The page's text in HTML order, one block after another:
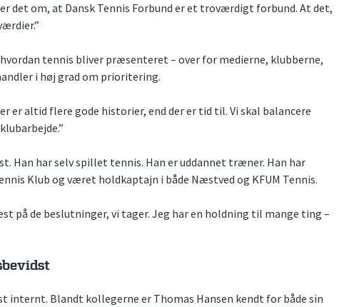
det om, at Dansk Tennis Forbund er et troværdigt forbund. At det,
tennis bliver præsenteret – over for medierne, klubberne,
i høj grad om prioritering.
er altid flere gode historier, end der er tid til. Vi skal balancere
Han har selv spillet tennis. Han er uddannet træner. Han har
Klub og været holdkaptajn i både Næstved og KFUM Tennis.
på de beslutninger, vi tager. Jeg har en holdning til mange ting –
internt. Blandt kollegerne er Thomas Hansen kendt for både sin